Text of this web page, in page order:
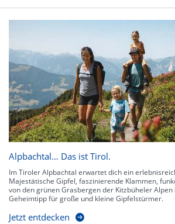
Alpbachtal… Das ist Tirol.
Im Tiroler Alpbachtal erwartet dich ein
Majestätische Gipfel, faszinierende Klammen,
von den grünen Grasbergen der Kitzbüheler
Geheimtipp für große und kleine Gipfelstürmer.
Jetzt entdecken